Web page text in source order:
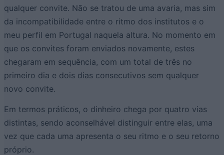
qualquer convite. Não se tratou de uma avaria, mas sim
da incompatibilidade entre o ritmo dos institutos e o
meu perfil em Portugal naquela altura. No momento em
que os convites foram enviados novamente, estes
chegaram em sequência, com um total de três no
primeiro dia e dois dias consecutivos sem qualquer
novo convite.
Em termos práticos, o dinheiro chega por quatro vias
distintas, sendo aconselhável distinguir entre elas, uma
vez que cada uma apresenta o seu ritmo e o seu retorno
próprio.